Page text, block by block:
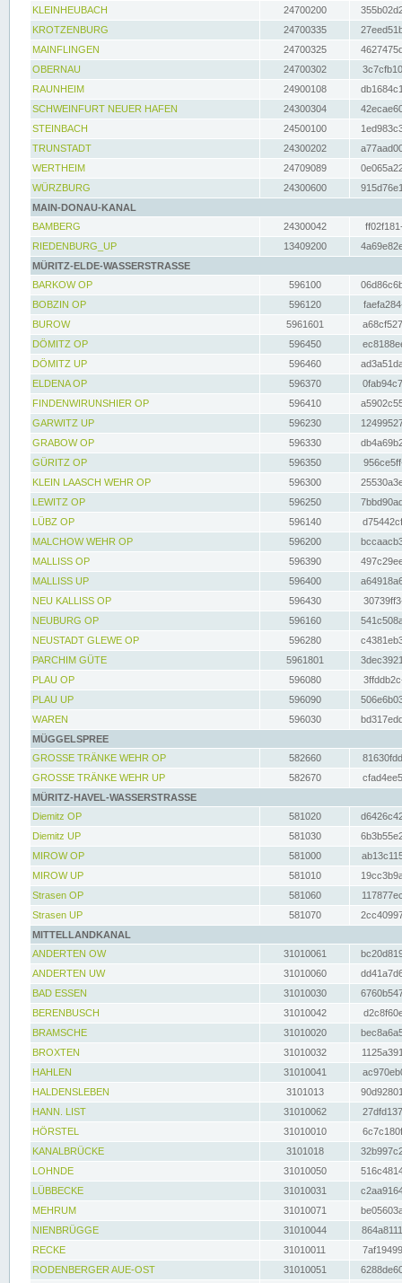
KLEINHEUBACH 24700200
KROTZENBURG
24700335
MAINFLINGEN
24700325
OBERNAU
24700302
RAUNHEIM
24900108
SCHWEINFURT NEUER HAFEN
24300304
STEINBACH
24500100
TRUNSTADT
24300202
WERTHEIM
24709089
WÜRZBURG
24300600
MAIN-DONAU-KANAL
BAMBERG
24300042
RIEDENBURG_UP
13409200
MÜRITZ-ELDE-WASSERSTRASSE
BARKOW OP
596100
BOBZIN OP
596120
BUROW
5961601
DÖMITZ OP
596450
DÖMITZ UP
596460
ELDENA OP
596370
FINDENWIRUNSHIER OP
596410
GARWITZ UP
596230
GRABOW OP
596330
GÜRITZ OP
596350
KLEIN LAASCH WEHR OP
596300
LEWITZ OP
596250
LÜBZ OP
596140
MALCHOW WEHR OP
596200
MALLISS OP
596390
MALLISS UP
596400
NEU KALLISS OP
596430
NEUBURG OP
596160
NEUSTADT GLEWE OP
596280
PARCHIM GÜTE
5961801
PLAU OP
596080
PLAU UP
596090
WAREN
596030
MÜGGELSPREE
GROSSE TRÄNKE WEHR OP
582660
GROSSE TRÄNKE WEHR UP
582670
MÜRITZ-HAVEL-WASSERSTRASSE
Diemitz OP
581020
Diemitz UP
581030
MIROW OP
581000
MIROW UP
581010
Strasen OP
581060
Strasen UP
581070
MITTELLANDKANAL
ANDERTEN OW
31010061
ANDERTEN UW
31010060
BAD ESSEN
31010030
BERENBUSCH
31010042
BRAMSCHE
31010020
BROXTEN
31010032
HAHLEN
31010041
HALDENSLEBEN
3101013
HANN. LIST
31010062
HÖRSTEL
31010010
KANALBRÜCKE
3101018
LOHNDE
31010050
LÜBBECKE
31010031
MEHRUM
31010071
NIENBRÜGGE
31010044
RECKE
31010011
RODENBERGER AUE-OST
31010051